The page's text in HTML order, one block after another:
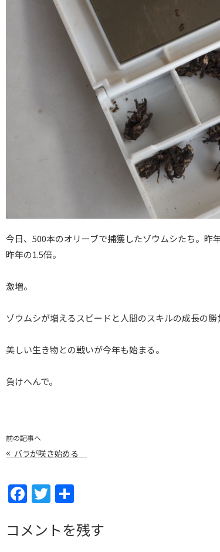
今日、500本のオリーブで捕獲したゾウムシたち。昨
昨年の1.5倍。
激増。
ゾウムシが増えるスピードと人間のスキルの成長の
美しい生き物との戦いが今年も始まる。
負けへんで。
前の記事へ
« バラが咲き始める
F
a
c
T
w
itt
コメントを残す